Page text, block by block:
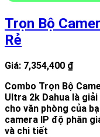
Trọn Bộ
Rẻ
Giá: 7,354,400 ₫
Combo Trọn Bộ
Ultra 2k Dahua là
cho văn phòng của
camera IP độ phân
và chi tiết